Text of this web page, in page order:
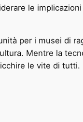
le
per i musei di
Mentre la
le vite di tutti.